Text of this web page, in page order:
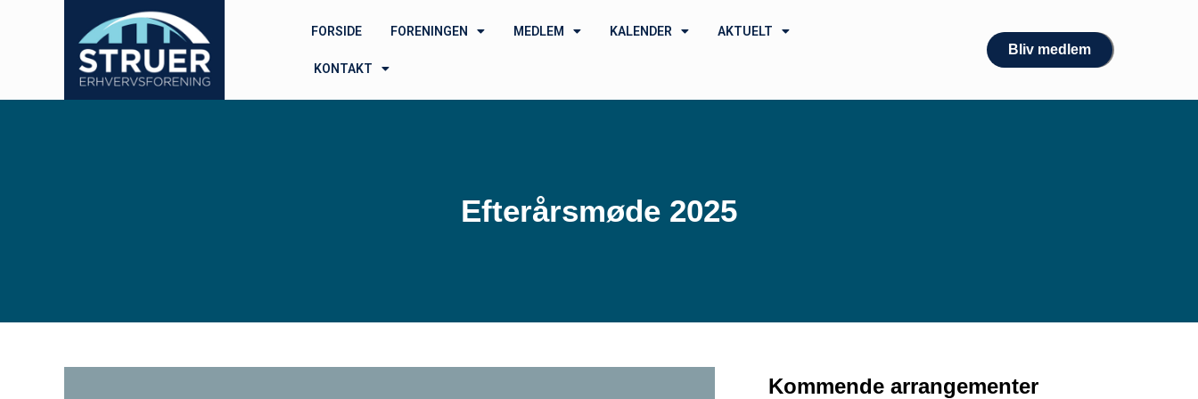
FORSIDE FORENINGEN MEDLEM KALENDER AKTUELT
KONTAKT
Bliv medlem
Efterårsmøde 2025
Kommende arrangementer